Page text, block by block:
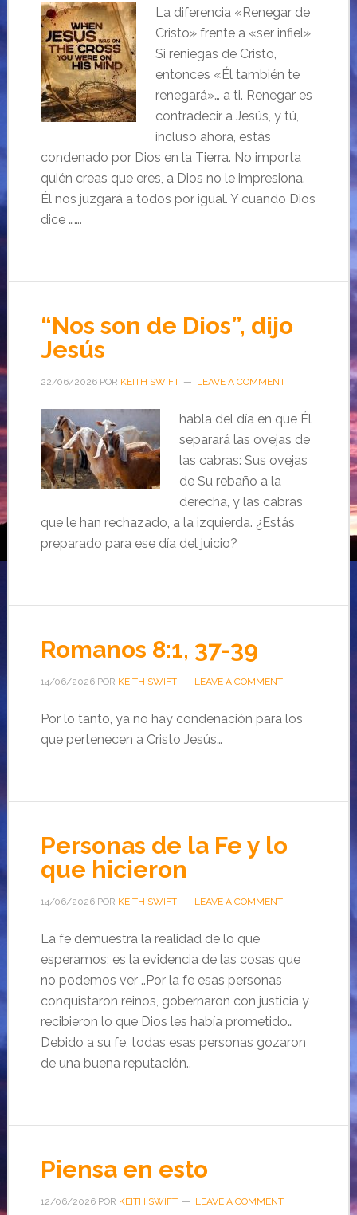
La diferencia «Renegar de
Cristo» frente a «ser infiel»
Si reniegas de Cristo,
entonces «Él también te
renegará»… a ti. Renegar es
contradecir a Jesús, y tú,
incluso ahora, estás
condenado por Dios en la Tierra. No importa
quién creas que eres, a Dios no le impresiona.
Él nos juzgará a todos por igual. Y cuando Dios
dice …….
“Nos son de Dios”, dijo
Jesús
22/06/2026POR KEITH SWIFT LEAVE A COMMENT
habla del día en que Él
separará las ovejas de
las cabras: Sus ovejas
de Su rebaño a la
derecha, y las cabras
que le han rechazado, a la izquierda. ¿Estás
preparado para ese día del juicio?
Romanos 8:1, 37-39
14/06/2026POR KEITH SWIFT LEAVE A COMMENT
Por lo tanto, ya no hay condenación para los
que pertenecen a Cristo Jesús…
Personas de la Fe y lo
que hicieron
14/06/2026POR KEITH SWIFT LEAVE A COMMENT
La fe demuestra la realidad de lo que
esperamos; es la evidencia de las cosas que
no podemos ver ..Por la fe esas personas
conquistaron reinos, gobernaron con justicia y
recibieron lo que Dios les había prometido…
Debido a su fe, todas esas personas gozaron
de una buena reputación..
Piensa en esto
12/06/2026POR KEITH SWIFT LEAVE A COMMENT